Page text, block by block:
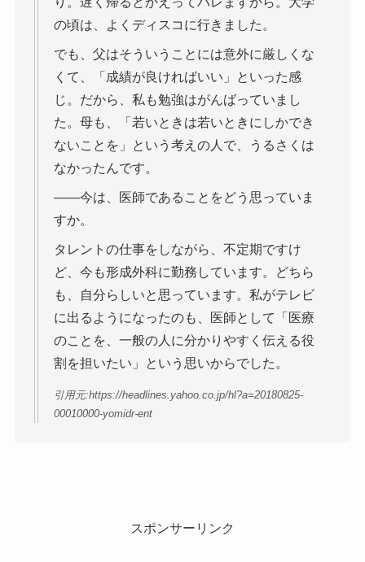
の頃は、よくディスコに行きました。
でも、父はそういうことには意外に厳しくな
くて、「成績が良ければいい」といった感
じ。だから、私も勉強はがんばっていまし
た。母も、「若いときは若いときにしかでき
ないことを」という考えの人で、うるさくは
なかったんです。
――今は、医師であることをどう思っていま
すか。
タレントの仕事をしながら、不定期ですけ
ど、今も形成外科に勤務しています。どちら
も、自分らしいと思っています。私がテレビ
に出るようになったのも、医師として「医療
のことを、一般の人に分かりやすく伝える役
割を担いたい」という思いからでした。
引用元:https://headlines.yahoo.co.jp/hl?a=20180825-
00010000-yomidr-ent
スポンサーリンク